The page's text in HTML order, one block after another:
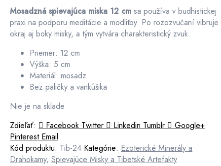
Mosadzná spievajúca miska 12 cm sa používa v budhistickej
praxi na podporu meditácie a modlitby. Po rozozvučaní vibruje
okraj aj boky misky, a tým vytvára charakteristický zvuk.
Priemer: 12 cm
Výška: 5 cm
Materiál: mosadz
Bez paličky a vankúšika
Nie je na sklade
Zdieľať:
Facebook Twitter Linkedin Tumblr
Google+
Pinterest Email
Kód produktu: Tib-24 Kategórie: Ezoterické Minerály a
Drahokamy, Spievajúce Misky a Tibetské Artefakty